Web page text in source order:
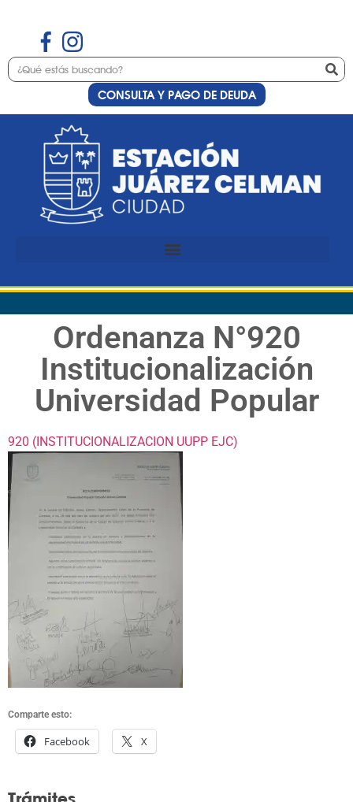
CONSULTA Y PAGO DE DEUDA
Ordenanza N°920
Institucionalización
Universidad Popular
920 (INSTITUCIONALIZACION UUPP EJC)
Comparte esto:
Facebook X